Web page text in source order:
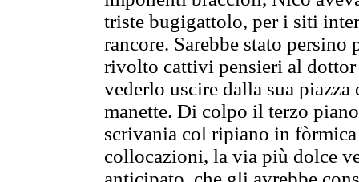
triste bugigattolo, per i siti
rancore. Sarebbe stato
rivolto cattivi pensieri al
vederlo uscire dalla sua
manette. Di colpo il terzo
scrivania col ripiano in
collocazioni, la via più dolce